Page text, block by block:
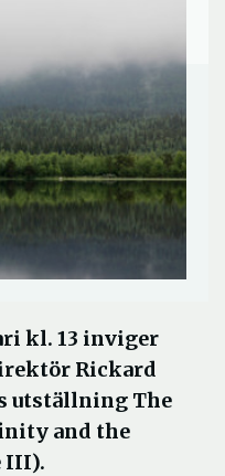
kl. 13 inviger
Rickard
utställning The
and the
III).